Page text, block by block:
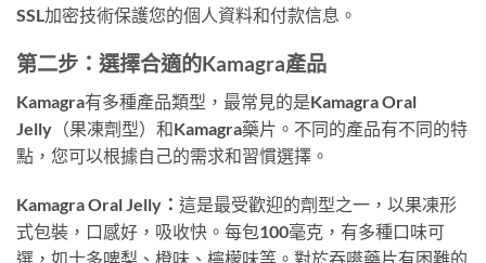
SSL加密技術保護您的個人資料和付款信息。
第二步：選擇合適的Kamagra產品
Kamagra有多種產品類型，最常見的是Kamagra Oral
Jelly（果凍劑型）和Kamagra藥片。不同的產品有不同的特
點，您可以根據自己的需求和習慣選擇。
Kamagra Oral Jelly： 這是最受歡迎的劑型之一，以果凍形
式包裝，口感好，吸收快。每包100毫克，有多種口味可
選，如士多啤梨、橙味、檸檬味等。對於吞嚥藥片有困難的